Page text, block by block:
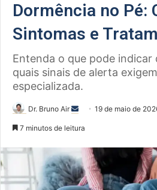
Dormência no Pé:
Sintomas e
Entenda o que pode indicar
quais sinais de alerta
especializada.
Dr. Bruno Air
Mande
mail
19 de maio de
7 minutos de leitura